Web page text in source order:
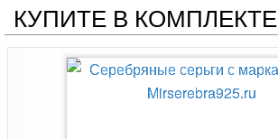
КУПИТЕ В КОМПЛЕКТЕ